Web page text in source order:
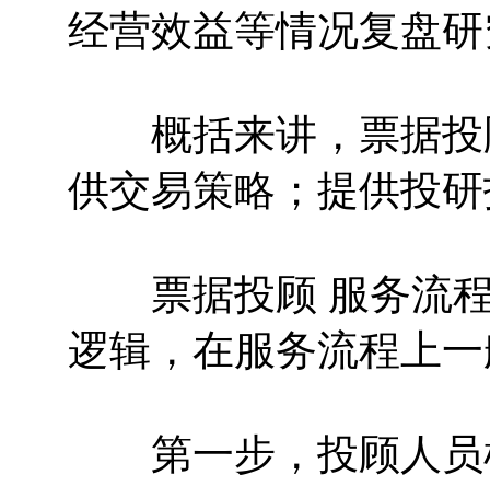
经营效益等情况复盘
概括来讲，票据投
供交易策略；提供投
票据投顾 服务流程
逻辑，在服务流程上
第一步，投顾人员